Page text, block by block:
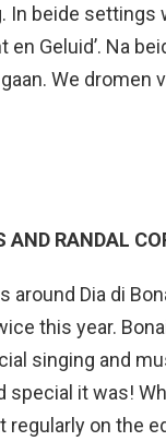
In beide settings
Geluid’. Na
We dromen
RANDAL
Dia di
this year.
singing and
special it was!
regularly on the